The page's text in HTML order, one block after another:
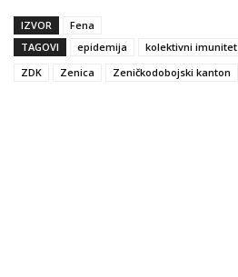
IZVOR
Fena
TAGOVI
epidemija kolektivni imunitet
ZDK
Zenica Zeničkodobojski kanton